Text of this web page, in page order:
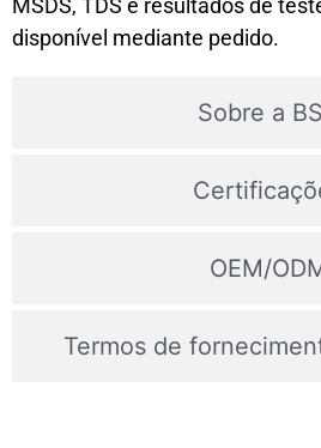
Sobre a
OEM/
Termos de
MSDS, TDS e resultados de
disponível mediante pedido.